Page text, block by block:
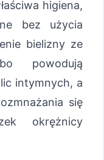
higiena,
bez użycia
bielizny ze
powodują
intymnych, a
się
okrężnicy